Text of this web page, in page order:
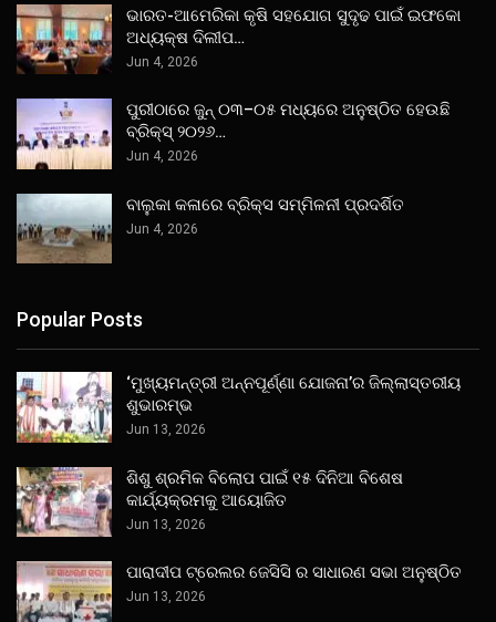
ଭାରତ-ଆମେରିକା କୃଷି ସହଯୋଗ ସୁଦୃଢ ପାଇଁ ଇଫକୋ
ଅଧ୍ୟକ୍ଷ ଦିଲୀପ…
Jun 4, 2026
ପୁରୀଠାରେ ଜୁନ୍ ୦୩–୦୫ ମଧ୍ୟରେ ଅନୁଷ୍ଠିତ ହେଉଛି
ବ୍ରିକ୍ସ୍ ୨୦୨୬…
Jun 4, 2026
ବାଲୁକା କଳାରେ ବ୍ରିକ୍ସ ସମ୍ମିଳନୀ ପ୍ରଦର୍ଶିତ
Jun 4, 2026
Popular Posts
‘ମୁଖ୍ୟମନ୍ତ୍ରୀ ଅନ୍ନପୂର୍ଣ୍ଣା ଯୋଜନା’ର ଜିଲ୍ଲାସ୍ତରୀୟ
ଶୁଭାରମ୍ଭ
Jun 13, 2026
ଶିଶୁ ଶ୍ରମିକ ବିଲୋପ ପାଇଁ ୧୫ ଦିନିଆ ବିଶେଷ
କାର୍ଯ୍ୟକ୍ରମକୁ ଆୟୋଜିତ
Jun 13, 2026
ପାରାଦୀପ ଟ୍ରେଲର ଜେସିସି ର ସାଧାରଣ ସଭା ଅନୁଷ୍ଠିତ
Jun 13, 2026